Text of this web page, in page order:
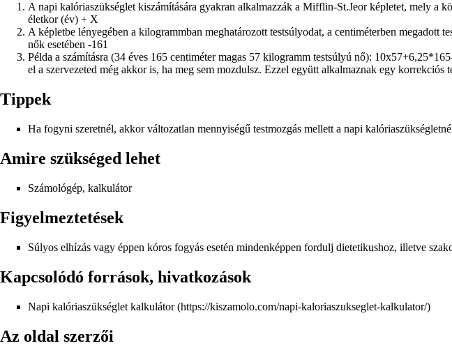
A napi kalóriaszükséglet kiszámítására gyakran alkalmazzák a Mifflin-St.Jeor képletet, mely a
életkor (év) + X
A képletbe lényegében a kilogrammban meghatározott testsúlyodat, a centiméterben
nők esetében -161
Példa a számításra (34 éves 165 centiméter magas 57 kilogramm testsúlyú nő):
el a szervezeted még akkor is, ha meg sem mozdulsz. Ezzel együtt alkalmaznak egy
Tippek
Ha fogyni szeretnél, akkor változatlan mennyiségű testmozgás mellett a napi
Amire szükséged lehet
Számológép, kalkulátor
Figyelmeztetések
Súlyos elhízás vagy éppen kóros fogyás esetén mindenképpen fordulj dietetikushoz, illetve
Kapcsolódó források, hivatkozások
Napi kalóriaszükséglet kalkulátor
Az oldal szerzői